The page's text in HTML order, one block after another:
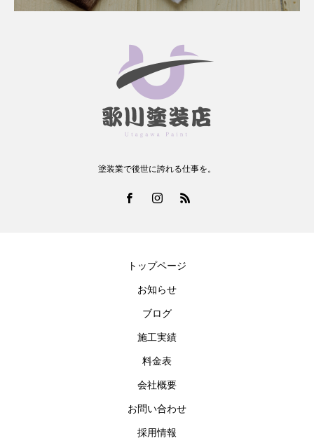
塗装業で後世に誇れる仕事を。
トップページ
お知らせ
ブログ
施工実績
料金表
会社概要
お問い合わせ
採用情報